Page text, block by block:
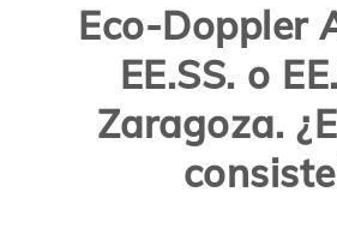
Eco-Doppler
EE.SS. o
Zaragoza.